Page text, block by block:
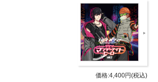
タブリエ・コミュニケ
式会社
4589477678265
価格:4,400円(税込)